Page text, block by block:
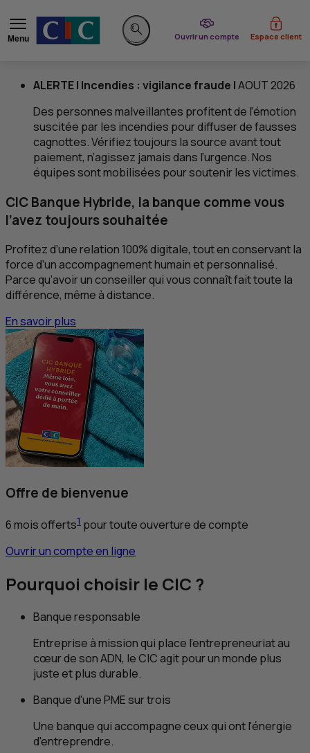
Menu
Rechercher sur le site
Ouvrir un compte
du CIC Espace client
ALERTE | Incendies : vigilance fraude |AOUT 2026
Des personnes malveillantes profitent de l’émotion
suscitée par les incendies pour diffuser de fausses
cagnottes. Vérifiez toujours la source avant tout
paiement, n’agissez jamais dans l’urgence. Nos
équipes sont mobilisées pour soutenir les victimes.
Construisons pour que le monde
À la une duCIC
CIC Banque Hybride, la banque comme vous
l’avez toujours souhaitée
Profitez d’une relation 100% digitale, tout en conservant la
force d’un accompagnement humain et personnalisé.
Parce qu’avoir un conseiller qui vous connaît fait toute la
différence, même à distance.
En savoir plus
Offre de bienvenue
6 mois offerts1 pour toute ouverture de compte
Ouvrir un compte en ligne
Pourquoi choisir le CIC ?
Banque responsable
Entreprise à mission qui place l'entrepreneuriat au
cœur de sonADN, leCICagit pour un monde plus
juste et plus durable.
Banque d'unePMEsur trois
Une banque qui accompagne ceux qui ont l'énergie
d'entreprendre.